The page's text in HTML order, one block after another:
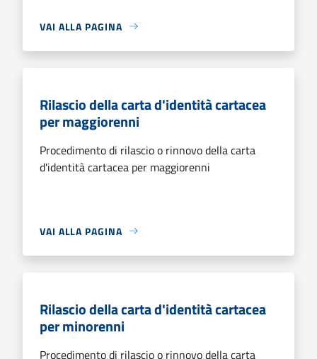
VAI ALLA PAGINA
Rilascio della carta d'identità cartacea
per maggiorenni
Procedimento di rilascio o rinnovo della carta
d'identità cartacea per maggiorenni
VAI ALLA PAGINA
Rilascio della carta d'identità cartacea
per minorenni
Procedimento di rilascio o rinnovo della carta